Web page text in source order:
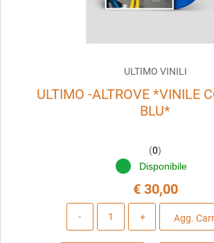
ULTIMO VINILI
ULTIMO -ALTROVE *VINILE
BLU*
(0)
Disponibile
€ 30,00
Agg.